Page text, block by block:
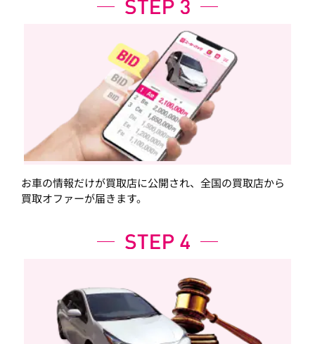
お車の情報だけが買取店に公開され、全国の買取店から
買取オファーが届きます。